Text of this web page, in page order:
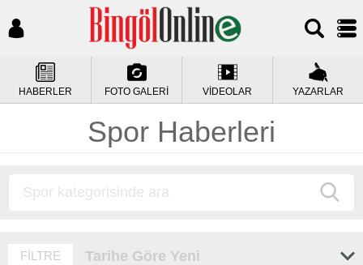
HABERLER FOTO GALERİ VİDEOLAR YAZARLAR
Spor Haberleri
FİLTRE Tarihe Göre Yeni